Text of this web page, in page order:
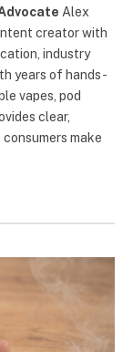
Alex
creator with
industry
years of hands-
vapes, pod
clear,
make